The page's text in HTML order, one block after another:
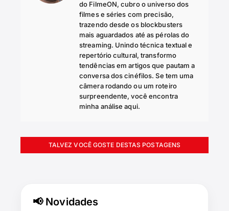
do FilmeON, cubro o universo dos
filmes e séries com precisão,
trazendo desde os blockbusters
mais aguardados até as pérolas do
streaming. Unindo técnica textual e
repertório cultural, transformo
tendências em artigos que pautam a
conversa dos cinéfilos. Se tem uma
câmera rodando ou um roteiro
surpreendente, você encontra
minha análise aqui.
TALVEZ VOCÊ GOSTE DESTAS POSTAGENS
📢 Novidades